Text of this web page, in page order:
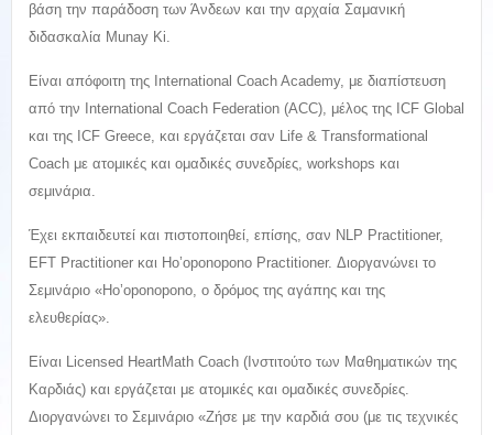
βάση την παράδοση των Άνδεων και την αρχαία Σαμανική
διδασκαλία Munay Ki.
Είναι απόφοιτη της International Coach Academy, με διαπίστευση
από την International Coach Federation (ACC), μέλος της ICF Global
και της ICF Greece, και εργάζεται σαν Life & Transformational
Coach με ατομικές και ομαδικές συνεδρίες, workshops και
σεμινάρια.
Έχει εκπαιδευτεί και πιστοποιηθεί, επίσης, σαν NLP Practitioner,
EFT Practitioner και Ho’oponopono Practitioner. Διοργανώνει το
Σεμινάριο «Ho’oponopono, ο δρόμος της αγάπης και της
ελευθερίας».
Είναι Licensed HeartMath Coach (Ινστιτούτο των Μαθηματικών της
Καρδιάς) και εργάζεται με ατομικές και ομαδικές συνεδρίες.
Διοργανώνει το Σεμινάριο «Ζήσε με την καρδιά σου (με τις τεχνικές